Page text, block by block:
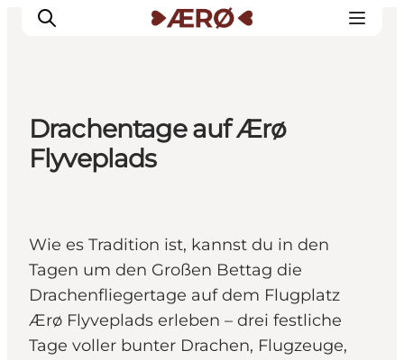
Unterkünfte
Essen
Reiseplanung
Drachentage auf Ærø
Flyveplads
Wie es Tradition ist, kannst du in den
Tagen um den Großen Bettag die
Drachenfliegertage auf dem Flugplatz
Ærø Flyveplads erleben – drei festliche
Tage voller bunter Drachen, Flugzeuge,